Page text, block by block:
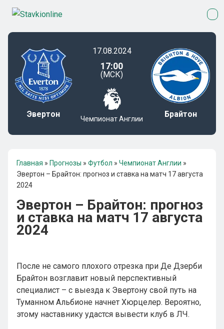
Эвертон
17.08.2024
17:00
(МСК)
Чемпионат Англии Брайтон
Главная » Прогнозы » Футбол » Чемпионат Англии »
Эвертон – Брайтон: прогноз и ставка на матч 17 августа
2024
Эвертон – Брайтон: прогноз
и ставка на матч 17 августа
2024
После не самого плохого отрезка при Де Дзерби
Брайтон возглавит новый перспективный
специалист – с выезда к Эвертону свой путь на
Туманном Альбионе начнет Хюрцелер. Вероятно,
этому наставнику удастся вывести клуб в ЛЧ.